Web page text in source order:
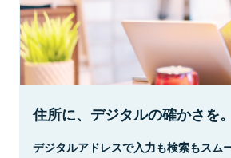
住所に、デジタルの確かさを。
デジタルアドレスで入力も検索もスム